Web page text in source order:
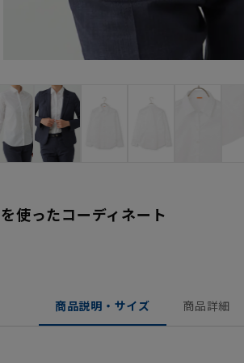
使ったコーディネート
商品説明・サイズ 商品詳細